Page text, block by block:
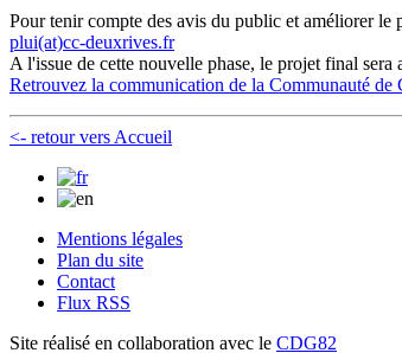
Pour tenir compte des avis du public et améliorer le
plui(at)cc-deuxrives.fr
A l'issue de cette nouvelle phase, le projet final sera
Retrouvez la communication de la Communauté de
<- retour vers Accueil
Mentions légales
Plan du site
Contact
Flux RSS
Site réalisé en collaboration avec le CDG82